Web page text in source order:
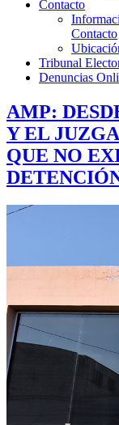
Contacto
Contacto
Tribunal
Denuncias
AMP:
Y EL
QUE NO